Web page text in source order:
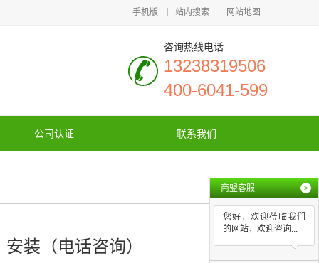
手机版 站内搜索 网站地图
咨询热线电话
13238319506
400-6041-599
公司认证 联系我们
装（电话咨询）
商盟客服 >
您好，欢迎莅临我们
的网站，欢迎咨询...